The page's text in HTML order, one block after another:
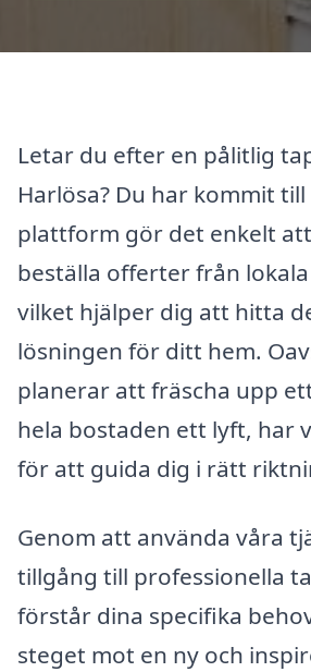
Letar du efter en pålitlig
Harlösa? Du har kommit
plattform gör det enkelt
beställa offerter från
vilket hjälper dig att hitta
lösningen för ditt hem.
planerar att fräscha upp
hela bostaden ett lyft, har
för att guida dig i rätt
Genom att använda våra
tillgång till professionella
förstår dina specifika
steget mot en ny och